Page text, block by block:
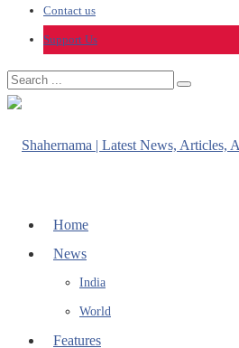
Contact us
Support Us
Home
News
India
World
Features